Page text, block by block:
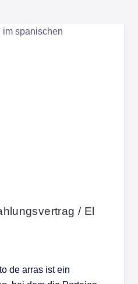
/ El
de arras ist ein